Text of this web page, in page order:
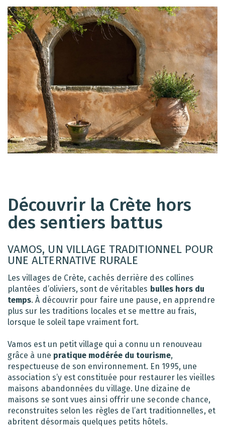
Découvrir la Crète hors
des sentiers battus
VAMOS, UN VILLAGE TRADITIONNEL POUR
UNE ALTERNATIVE RURALE
Les villages de Crète, cachés derrière des collines
plantées d’oliviers, sont de véritables bulles hors du
temps. À découvrir pour faire une pause, en apprendre
plus sur les traditions locales et se mettre au frais,
lorsque le soleil tape vraiment fort.
Vamos est un petit village qui a connu un renouveau
grâce à une pratique modérée du tourisme,
respectueuse de son environnement. En 1995, une
association s’y est constituée pour restaurer les vieilles
maisons abandonnées du village. Une dizaine de
maisons se sont vues ainsi offrir une seconde chance,
reconstruites selon les règles de l’art traditionnelles, et
abritent désormais quelques petits hôtels.